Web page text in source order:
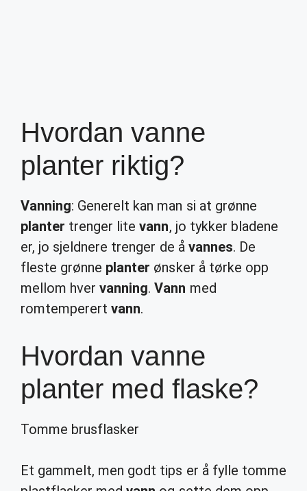
Hvordan vanne
planter riktig?
Vanning: Generelt kan man si at grønne
planter trenger litevann, jo tykker bladene
er, jo sjeldnere trenger de å vannes. De
fleste grønne planter ønsker å tørke opp
mellom hvervanning.Vann med
romtemperertvann.
Hvordan vanne
planter med flaske?
Tomme brusflasker
Et gammelt, men godt tips er å fylle tomme